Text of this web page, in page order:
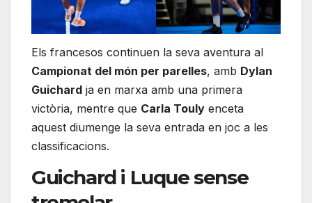
Els francesos continuen la seva aventura al
Campionat del món per parelles, amb Dylan
Guichard ja en marxa amb una primera
victòria, mentre que Carla Touly enceta
aquest diumenge la seva entrada en joc a les
classificacions.
Guichard i Luque sense